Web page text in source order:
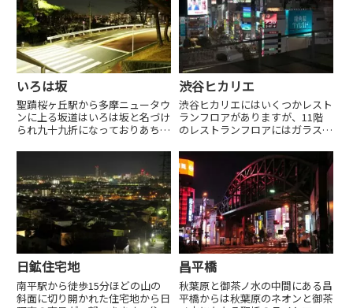
いろは坂
聖蹟桜ヶ丘駅から多摩ニュータウ
ンに上る坂道はいろは坂と名づけ
られ九十九折になっておりあちこ
坂の上までバスも頻繁に通ってお
り手軽に訪問できるスポットで
す。付近に駐車場はあり...
渋谷ヒカリエ
渋谷ヒカリエにはいくつかレスト
ランフロアがありますが、11階
のレストランフロアにはガラス張
景が見られます。
日鉱住宅地
南平駅から徒歩15分ほどの山の
斜面に切り開かれた住宅地から日
昌平橋
秋葉原と御茶ノ水の中間にある昌
平橋からは秋葉原のネオンと御茶